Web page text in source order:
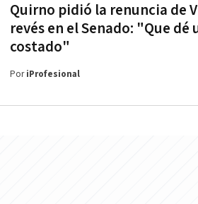
Quirno pidió la renuncia de
revés en el Senado: "Que dé
costado"
PoriProfesional